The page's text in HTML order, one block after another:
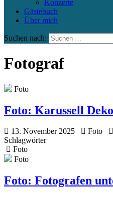
Konzerte
Gästebuch
Über mich
Suchen nach:
Fotograf
Foto
Foto: Karussell
13. November 2025 Foto
Schlagwörter
Foto
Foto
Foto: Fotografen